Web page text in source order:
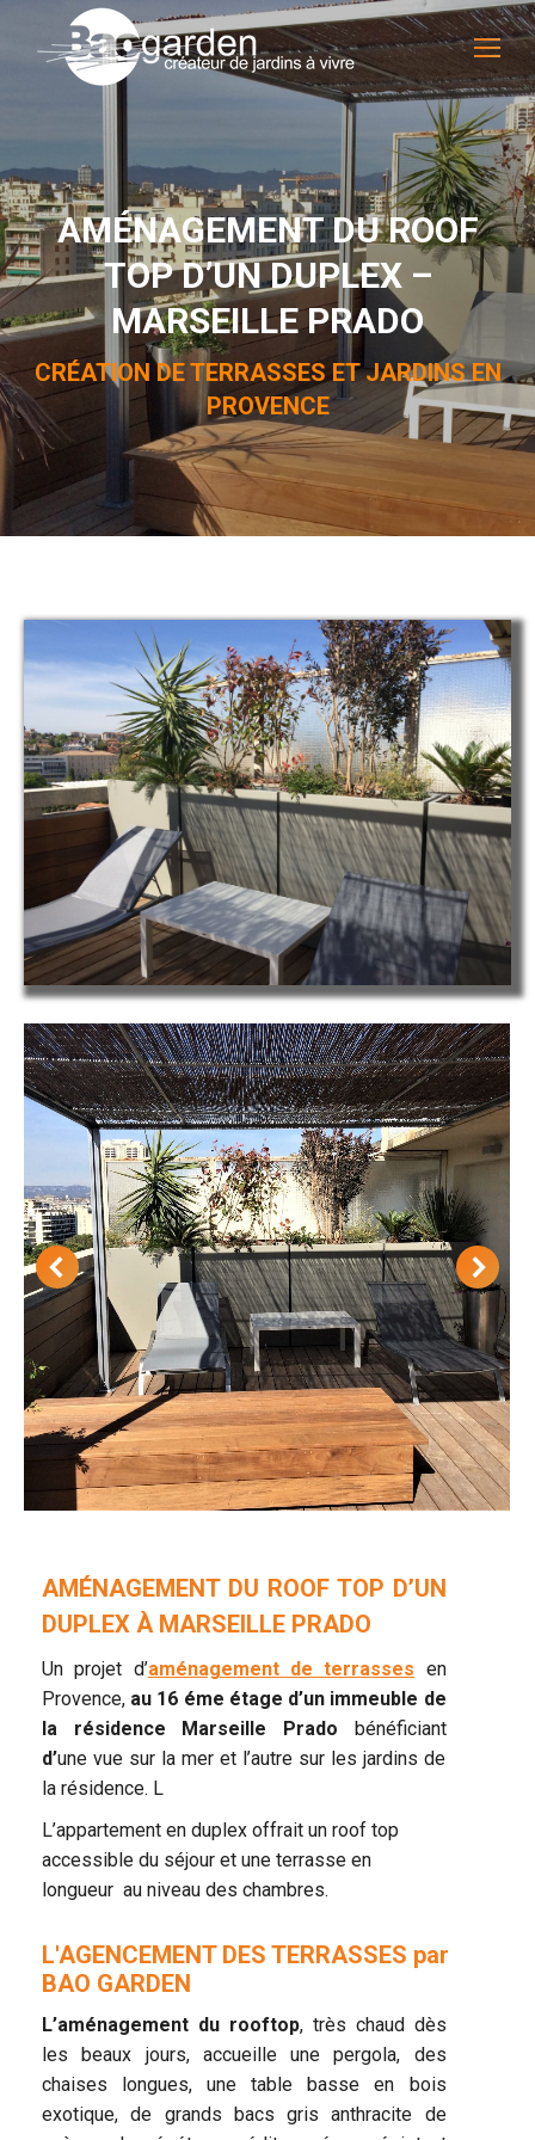
AMÉNAGEMENT DU ROOF
TOP D’UN DUPLEX –
MARSEILLE PRADO
CRÉATION DE TERRASSES ET JARDINS EN
PROVENCE
AMÉNAGEMENT DU ROOF TOP D’UN
DUPLEX À MARSEILLE PRADO
Un projet d’aménagement de terrasses en
Provence, au 16 éme étage d’un immeuble de
la résidence Marseille Prado bénéficiant
d’une vue sur la mer et l’autre sur les jardins de
la résidence. L
L’appartement en duplex offrait un roof top
accessible du séjour et une terrasse en
longueur au niveau des chambres.
L'AGENCEMENT DES TERRASSES par
BAO GARDEN
L’aménagement du rooftop, très chaud dès
les beaux jours, accueille une pergola, des
chaises longues, une table basse en bois
exotique, de grands bacs gris anthracite de